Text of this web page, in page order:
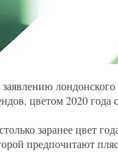
цветом 2020 года
заранее цвет
предпочитают